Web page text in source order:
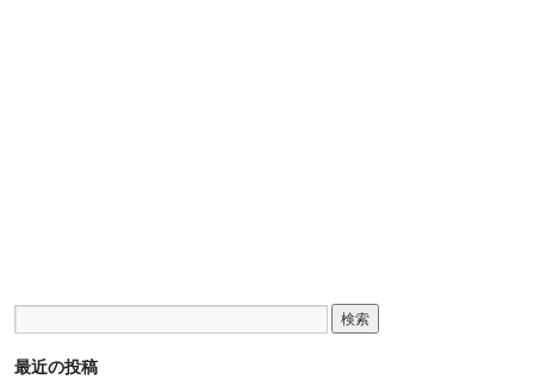
最近の投稿